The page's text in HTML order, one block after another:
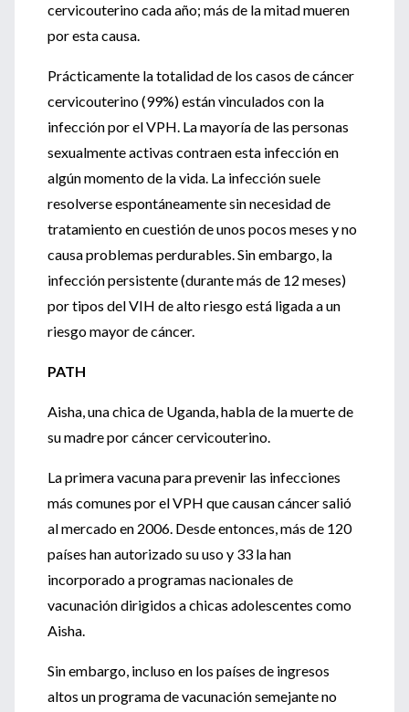
cervicouterino cada año; más de la mitad mueren
por esta causa.
Prácticamente la totalidad de los casos de cáncer
cervicouterino (99%) están vinculados con la
infección por el VPH. La mayoría de las personas
sexualmente activas contraen esta infección en
algún momento de la vida. La infección suele
resolverse espontáneamente sin necesidad de
tratamiento en cuestión de unos pocos meses y no
causa problemas perdurables. Sin embargo, la
infección persistente (durante más de 12 meses)
por tipos del VIH de alto riesgo está ligada a un
riesgo mayor de cáncer.
PATH
Aisha, una chica de Uganda, habla de la muerte de
su madre por cáncer cervicouterino.
La primera vacuna para prevenir las infecciones
más comunes por el VPH que causan cáncer salió
al mercado en 2006. Desde entonces, más de 120
países han autorizado su uso y 33 la han
incorporado a programas nacionales de
vacunación dirigidos a chicas adolescentes como
Aisha.
Sin embargo, incluso en los países de ingresos
altos un programa de vacunación semejante no